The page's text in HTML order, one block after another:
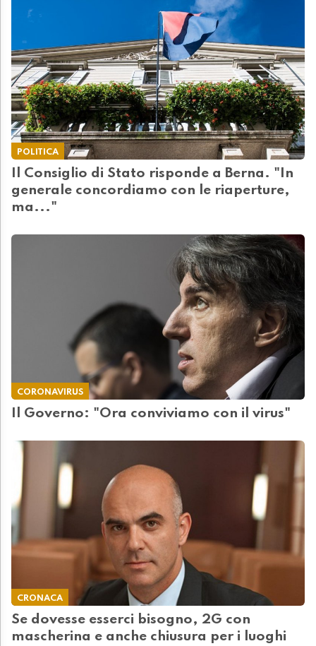
POLITICA
Il Consiglio di Stato risponde a Berna. "In
generale concordiamo con le riaperture,
ma..."
CORONAVIRUS
Il Governo: "Ora conviviamo con il virus"
CRONACA
Se dovesse esserci bisogno, 2G con
mascherina e anche chiusura per i luoghi